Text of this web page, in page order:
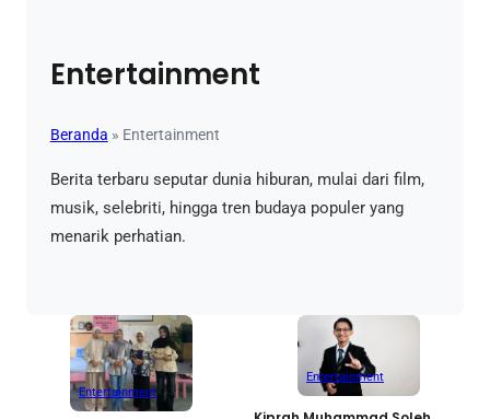
Entertainment
Beranda » Entertainment
Berita terbaru seputar dunia hiburan, mulai dari film,
musik, selebriti, hingga tren budaya populer yang
menarik perhatian.
Entertainment
Entertainment